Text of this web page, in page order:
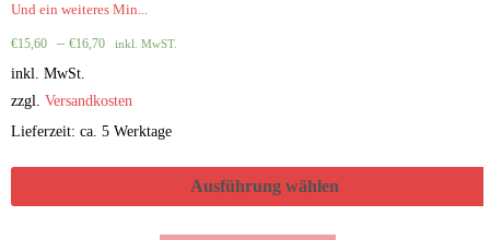
Und ein weiteres Min...
€15,60 –€16,70 inkl. MwST.
inkl. MwSt.
zzgl.Versandkosten
Lieferzeit: ca. 5 Werktage
Ausführung wählen